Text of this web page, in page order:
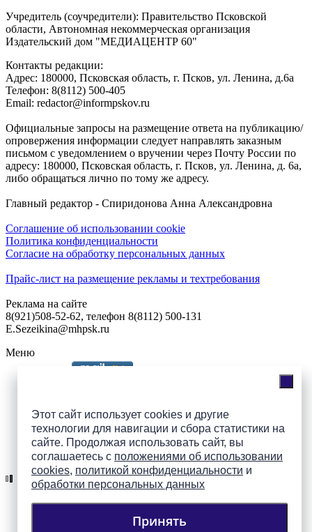
Этот сайт использует cookies и другие
технологии для навигации и сбора статистики на
сайте. Продолжая использовать сайт, вы
соглашаетесь с положениями об использовании
cookies, политикой конфиденциальности и
обработки персональных данных
Принять
Учредитель (соучредители): Правительство Псковской
области, Автономная некоммерческая организация
Издательский дом "МЕДИАЦЕНТР 60"
Контакты редакции:
Адреc: 180000, Псковская область, г. Псков, ул. Ленина, д.6а
Телефон: 8(8112) 500-405
Email: redactor@informpskov.ru
Официальные запросы на размещение ответа на публикацию/
опровержения информации следует направлять заказным
письмом с уведомлением о вручении через Почту России по
адресу: 180000, Псковская область, г. Псков, ул. Ленина, д. 6а,
либо обращаться лично по тому же адресу.
Главный редактор - Спиридонова Анна Александровна
Соглашение об использовании cookie
Политика конфиденциальности
Согласие на обработку персональных данных
Прайс-лист на размещение рекламы и техтребования
Реклама на сайте
8(921)508-52-62, телефон 8(8112) 500-131
E.Sezeikina@mhpsk.ru
Меню
Подпишись на группы
ПАИ в соцсетях!